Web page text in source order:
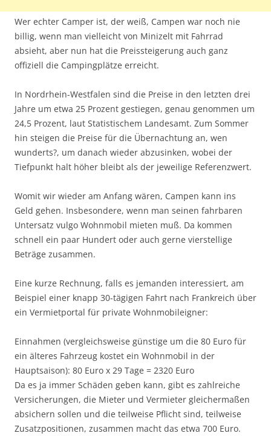
Wer echter Camper ist, der weiß, Campen war noch nie
billig, wenn man vielleicht von Minizelt mit Fahrrad
absieht, aber nun hat die Preissteigerung auch ganz
offiziell die Campingplätze erreicht.
In Nordrhein-Westfalen sind die Preise in den letzten drei
Jahre um etwa 25 Prozent gestiegen, genau genommen um
24,5 Prozent, laut Statistischem Landesamt. Zum Sommer
hin steigen die Preise für die Übernachtung an, wen
wunderts?, um danach wieder abzusinken, wobei der
Tiefpunkt halt höher bleibt als der jeweilige Referenzwert.
Womit wir wieder am Anfang wären, Campen kann ins
Geld gehen. Insbesondere, wenn man seinen fahrbaren
Untersatz vulgo Wohnmobil mieten muß. Da kommen
schnell ein paar Hundert oder auch gerne vierstellige
Beträge zusammen.
Eine kurze Rechnung, falls es jemanden interessiert, am
Beispiel einer knapp 30-tägigen Fahrt nach Frankreich über
ein Vermietportal für private Wohnmobileigner:
Einnahmen (vergleichsweise günstige um die 80 Euro für
ein älteres Fahrzeug kostet ein Wohnmobil in der
Hauptsaison): 80 Euro x 29 Tage = 2320 Euro
Da es ja immer Schäden geben kann, gibt es zahlreiche
Versicherungen, die Mieter und Vermieter gleichermaßen
absichern sollen und die teilweise Pflicht sind, teilweise
Zusatzpositionen, zusammen macht das etwa 700 Euro.